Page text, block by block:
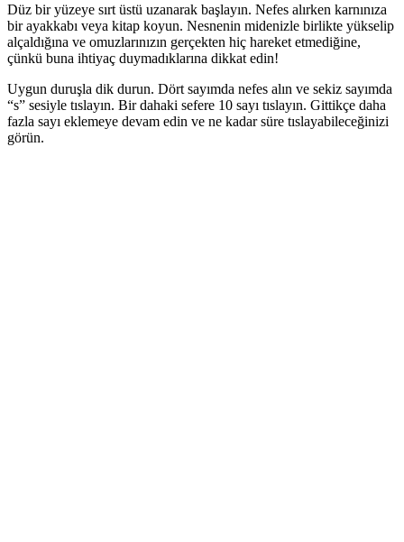
Düz bir yüzeye sırt üstü uzanarak başlayın. Nefes alırken karnınıza
bir ayakkabı veya kitap koyun. Nesnenin midenizle birlikte yükselip
alçaldığına ve omuzlarınızın gerçekten hiç hareket etmediğine,
çünkü buna ihtiyaç duymadıklarına dikkat edin!
Uygun duruşla dik durun. Dört sayımda nefes alın ve sekiz sayımda
“s” sesiyle tıslayın. Bir dahaki sefere 10 sayı tıslayın. Gittikçe daha
fazla sayı eklemeye devam edin ve ne kadar süre tıslayabileceğinizi
görün.